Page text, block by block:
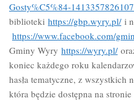
Gosty%C5%84-
biblioteki https://gbp.wyry.pl/i
https://www.facebook.com/
Gminy Wyry https://wyry.pl/
koniec każdego roku
hasła tematyczne, z wszystkich
która będzie dostępna na